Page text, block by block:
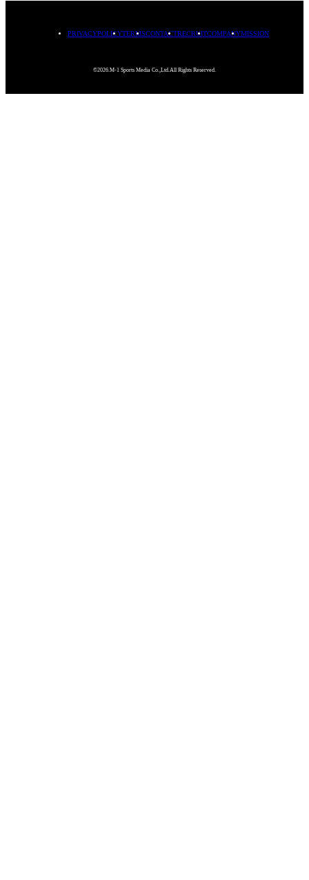
PRIVACYPOLICYTERMSCONTACTRECRUITCOMPANYMISSION
©2026.M-1 Sports Media Co.,Ltd.All Rights Reserved.